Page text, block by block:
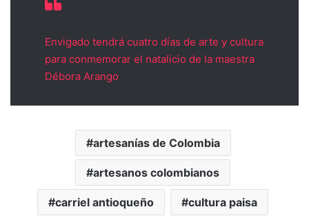
Envigado tendrá cuatro días de arte y cultura
para conmemorar el natalicio de la maestra
Débora Arango
artesanías de Colombia
artesanos colombianos
carriel antioqueño cultura paisa